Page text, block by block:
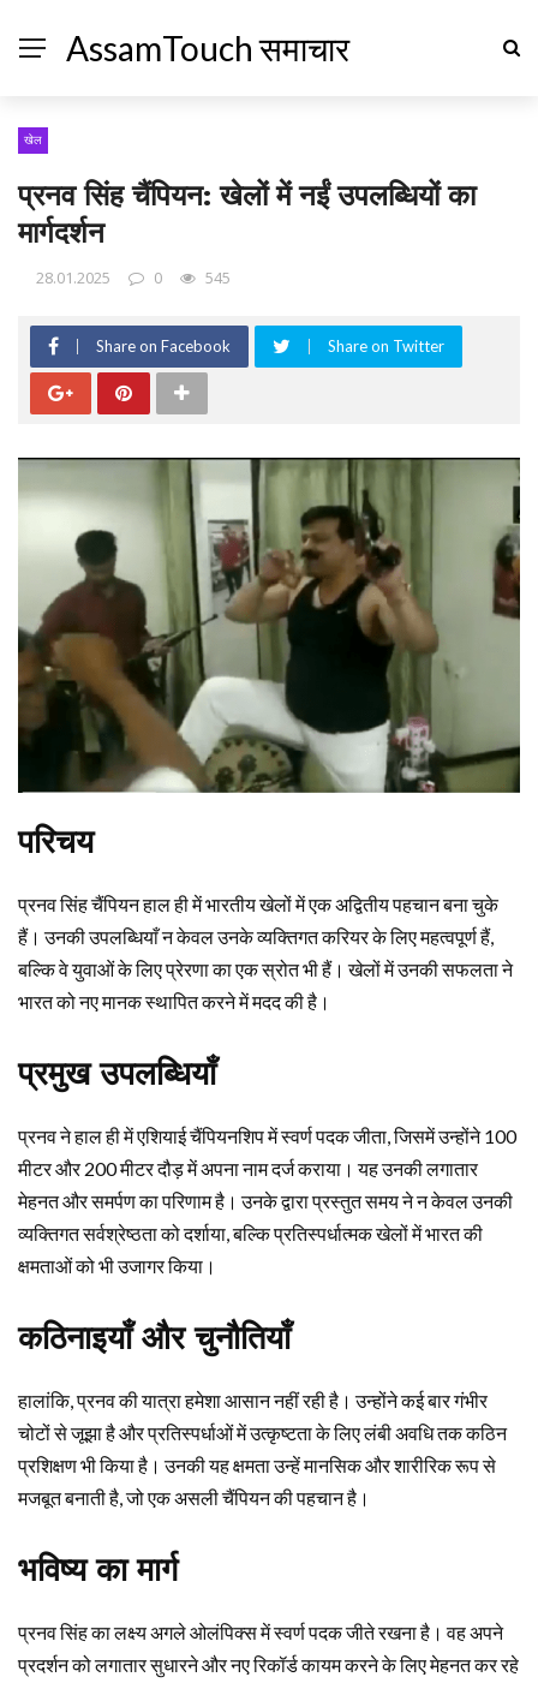
AssamTouch समाचार
खेल
प्रनव सिंह चैंपियन: खेलों में नईं उपलब्धियों का
मार्गदर्शन
28.01.2025 0 545
Share on Facebook Share on Twitter
परिचय
प्रनव सिंह चैंपियन हाल ही में भारतीय खेलों में एक अद्वितीय पहचान बना चुके
हैं। उनकी उपलब्धियाँ न केवल उनके व्यक्तिगत करियर के लिए महत्वपूर्ण हैं,
बल्कि वे युवाओं के लिए प्रेरणा का एक स्रोत भी हैं। खेलों में उनकी सफलता ने
भारत को नए मानक स्थापित करने में मदद की है।
प्रमुख उपलब्धियाँ
प्रनव ने हाल ही में एशियाई चैंपियनशिप में स्वर्ण पदक जीता, जिसमें उन्होंने 100
मीटर और 200 मीटर दौड़ में अपना नाम दर्ज कराया। यह उनकी लगातार
मेहनत और समर्पण का परिणाम है। उनके द्वारा प्रस्तुत समय ने न केवल उनकी
व्यक्तिगत सर्वश्रेष्ठता को दर्शाया, बल्कि प्रतिस्पर्धात्मक खेलों में भारत की
क्षमताओं को भी उजागर किया।
कठिनाइयाँ और चुनौतियाँ
हालांकि, प्रनव की यात्रा हमेशा आसान नहीं रही है। उन्होंने कई बार गंभीर
चोटों से जूझा है और प्रतिस्पर्धाओं में उत्कृष्टता के लिए लंबी अवधि तक कठिन
प्रशिक्षण भी किया है। उनकी यह क्षमता उन्हें मानसिक और शारीरिक रूप से
मजबूत बनाती है, जो एक असली चैंपियन की पहचान है।
भविष्य का मार्ग
प्रनव सिंह का लक्ष्य अगले ओलंपिक्स में स्वर्ण पदक जीते रखना है। वह अपने
प्रदर्शन को लगातार सुधारने और नए रिकॉर्ड कायम करने के लिए मेहनत कर रहे